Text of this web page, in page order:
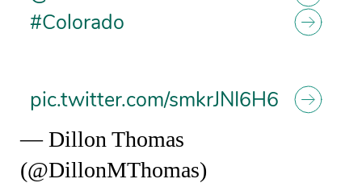
#Colorado
pic.twitter.com/smkrJNI6H6
— Dillon Thomas
(@DillonMThomas)